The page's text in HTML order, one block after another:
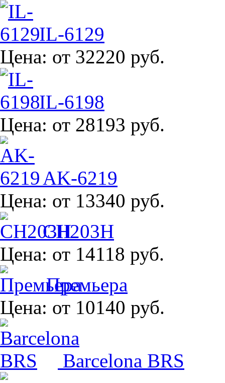
IL-6129
Цена: от 32220 руб.
IL-6198
Цена: от 28193 руб.
AK-6219
Цена: от 13340 руб.
CH203H
Цена: от 14118 руб.
Премьера
Цена: от 10140 руб.
Barcelona BRS